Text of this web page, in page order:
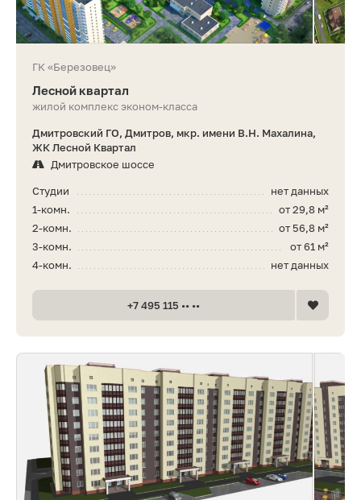
ГК «Березовец»
Лесной квартал
жилой комплекс эконом-класса
Дмитровский ГО, Дмитров, мкр. имени В.Н. Махалина,
ЖК Лесной Квартал
Дмитровское шоссе
нет данных
Студии
от 29,8 м²
1-комн.
от 56,8 м²
2-комн.
от 61 м²
3-комн.
нет данных
4-комн.
+7 495 115 •• ••